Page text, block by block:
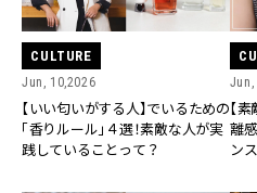
CULTURE
Jun, 10,2026
【いい匂いがする人】でいるための
「香りルール」４選！素敵な人が実
践していることって？
Jun,
【
離
ン